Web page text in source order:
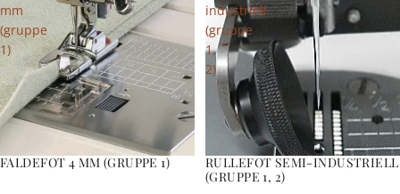
mm
(gruppe
1)
FALDEFOT 4 MM (GRUPPE 1)
industriell
(gruppe
1,
2)
RULLEFOT SEMI-INDUSTRIELL
(GRUPPE 1, 2)